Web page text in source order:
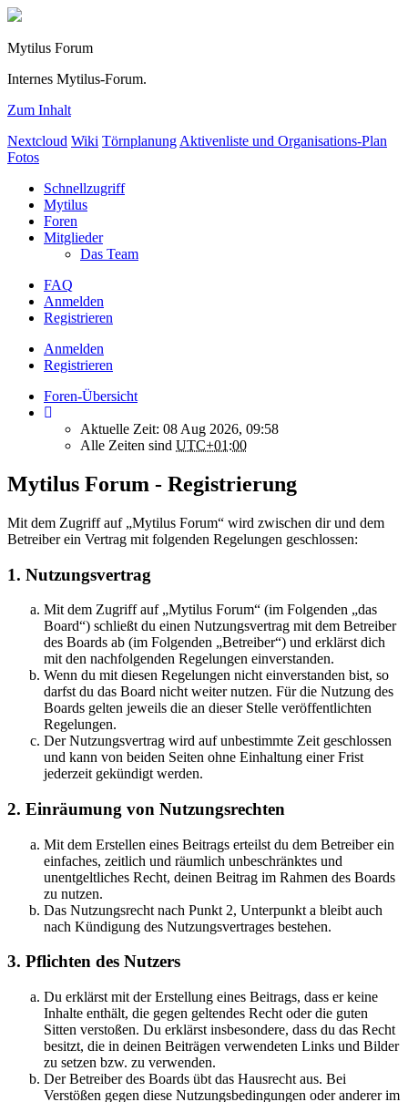
Mytilus Forum
Internes Mytilus-Forum.
Zum Inhalt
Nextcloud Wiki Törnplanung Aktivenliste und Organisations-Plan
Fotos
Schnellzugriff
Mytilus
Foren
Mitglieder
Das Team
FAQ
Anmelden
Registrieren
Anmelden
Registrieren
Foren-Übersicht
Aktuelle Zeit: 08 Aug 2026, 09:58
Alle Zeiten sind UTC+01:00
Mytilus Forum - Registrierung
Mit dem Zugriff auf „Mytilus Forum“ wird zwischen dir und dem
Betreiber ein Vertrag mit folgenden Regelungen geschlossen:
1. Nutzungsvertrag
Mit dem Zugriff auf „Mytilus Forum“ (im Folgenden „das
Board“) schließt du einen Nutzungsvertrag mit dem Betreiber
des Boards ab (im Folgenden „Betreiber“) und erklärst dich
mit den nachfolgenden Regelungen einverstanden.
Wenn du mit diesen Regelungen nicht einverstanden bist, so
darfst du das Board nicht weiter nutzen. Für die Nutzung des
Boards gelten jeweils die an dieser Stelle veröffentlichten
Regelungen.
Der Nutzungsvertrag wird auf unbestimmte Zeit geschlossen
und kann von beiden Seiten ohne Einhaltung einer Frist
jederzeit gekündigt werden.
2. Einräumung von Nutzungsrechten
Mit dem Erstellen eines Beitrags erteilst du dem Betreiber ein
einfaches, zeitlich und räumlich unbeschränktes und
unentgeltliches Recht, deinen Beitrag im Rahmen des Boards
zu nutzen.
Das Nutzungsrecht nach Punkt 2, Unterpunkt a bleibt auch
nach Kündigung des Nutzungsvertrages bestehen.
3. Pflichten des Nutzers
Du erklärst mit der Erstellung eines Beitrags, dass er keine
Inhalte enthält, die gegen geltendes Recht oder die guten
Sitten verstoßen. Du erklärst insbesondere, dass du das Recht
besitzt, die in deinen Beiträgen verwendeten Links und Bilder
zu setzen bzw. zu verwenden.
Der Betreiber des Boards übt das Hausrecht aus. Bei
Verstößen gegen diese Nutzungsbedingungen oder anderer im